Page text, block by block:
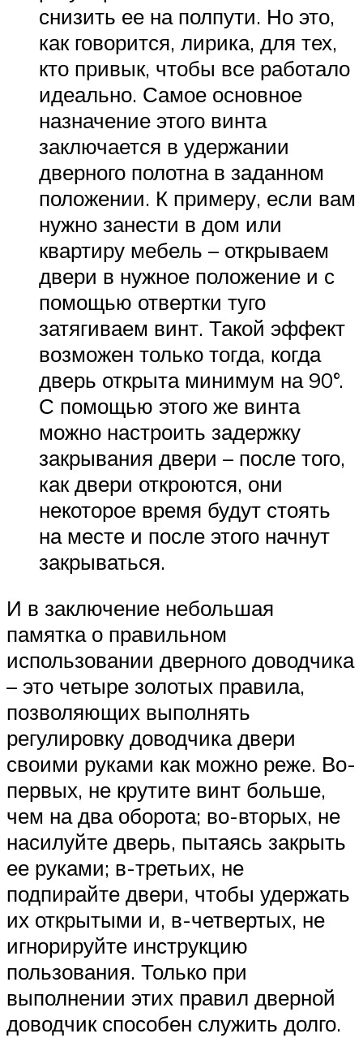
снизить ее на полпути. Но это,
как говорится, лирика, для тех,
кто привык, чтобы все работало
идеально. Самое основное
назначение этого винта
заключается в удержании
дверного полотна в заданном
положении. К примеру, если вам
нужно занести в дом или
квартиру мебель – открываем
двери в нужное положение и с
помощью отвертки туго
затягиваем винт. Такой эффект
возможен только тогда, когда
дверь открыта минимум на 90°.
С помощью этого же винта
можно настроить задержку
закрывания двери – после того,
как двери откроются, они
некоторое время будут стоять
на месте и после этого начнут
закрываться.
И в заключение небольшая
памятка о правильном
использовании дверного доводчика
– это четыре золотых правила,
позволяющих выполнять
регулировку доводчика двери
своими руками как можно реже. Во-
первых, не крутите винт больше,
чем на два оборота; во-вторых, не
насилуйте дверь, пытаясь закрыть
ее руками; в-третьих, не
подпирайте двери, чтобы удержать
их открытыми и, в-четвертых, не
игнорируйте инструкцию
пользования. Только при
выполнении этих правил дверной
доводчик способен служить долго.